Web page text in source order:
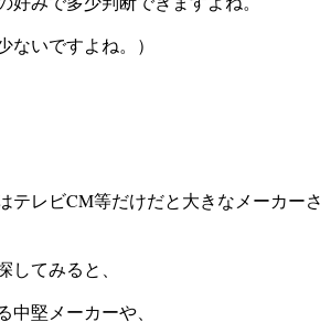
ないですよね。）
テレビCM等だけだと大きなメーカーさ
してみると、
堅メーカーや、